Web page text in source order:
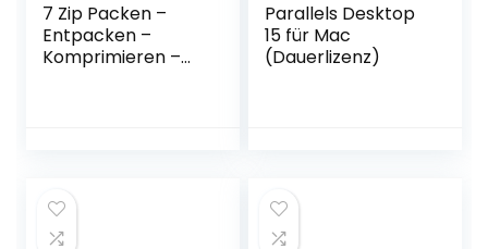
7 Zip Packen –
Entpacken –
Komprimieren –
Parallels Desktop
15 für Mac
(Dauerlizenz)